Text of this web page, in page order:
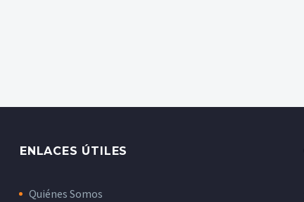
ENLACES ÚTILES
Quiénes Somos